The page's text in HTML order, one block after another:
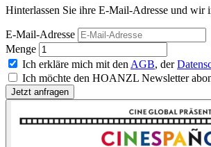
Hinterlassen Sie ihre E-Mail-Adresse und wir
E-Mail-Adresse
Menge
Ich erkläre mich mit den AGB, der
Ich möchte den HOANZL Newsletter